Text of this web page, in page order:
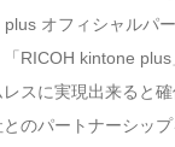
オフィシャルパ
RICOH kintone
スに実現出来ると
のパートナーシッ